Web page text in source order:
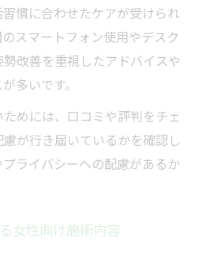
慣に合わせたケアが受けられ
スマートフォン使用やデスク
改善を重視したアドバイスや
多いです。
めには、口コミや評判をチェ
が行き届いているかを確認し
ライバシーへの配慮があるか
女性向け施術内容